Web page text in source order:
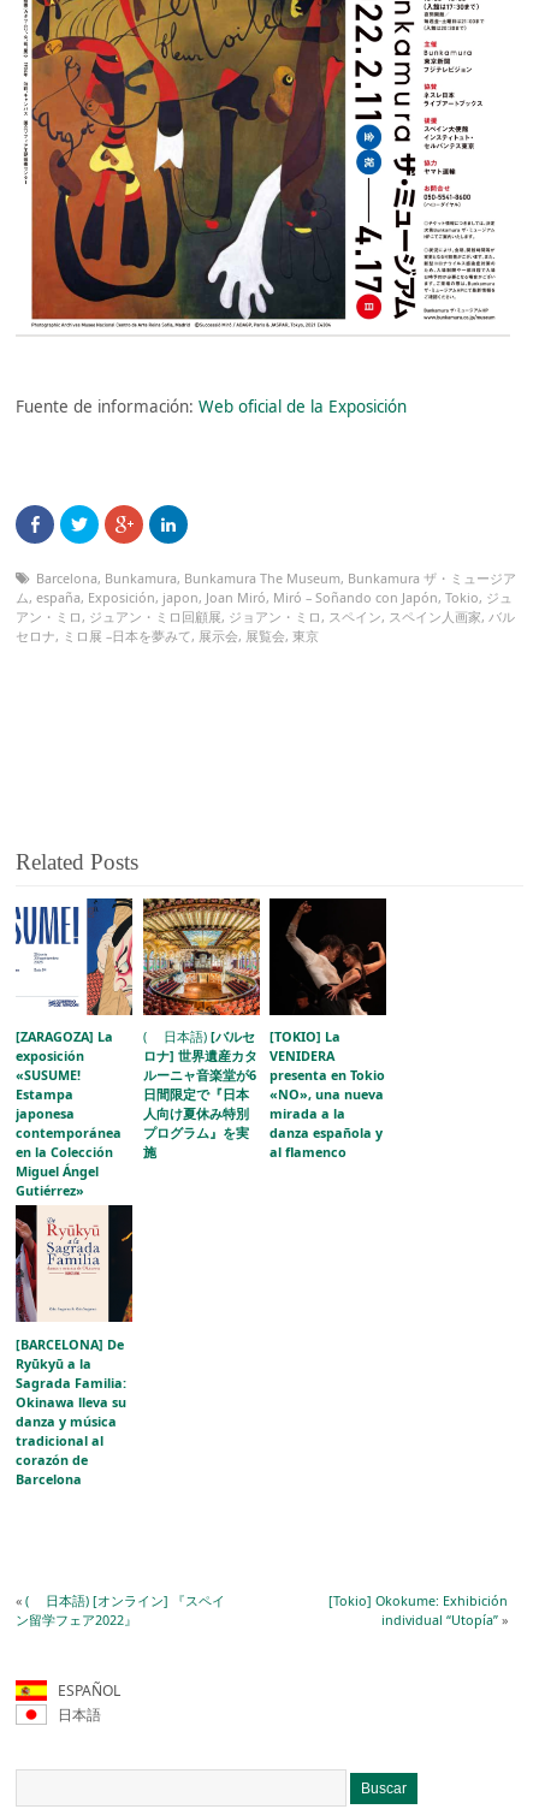
Fuente de información:Web oficial de la Exposición
Barcelona, Bunkamura, Bunkamura The Museum, Bunkamura ザ・ミュージア
ム,españa, Exposición, japon, Joan Miró, Miró – Soñando con Japón,Tokio, ジュ
アン・ミロ, ジュアン・ミロ回顧展, ジョアン・ミロ, スペイン, スペイン人画家,バル
セロナ, ミロ展 –日本を夢みて, 展示会, 展覧会,東京
Related Posts
[ZARAGOZA] La
exposición
«SUSUME!
Estampa
japonesa
contemporánea
en la Colección
Miguel Ángel
Gutiérrez»
acerca la
evolución del
grabado japonés
al público
aragonés
( 日本語) [バルセ
ロナ] 世界遺産カタ
ルーニャ音楽堂が6
日間限定で『日本
人向け夏休み特別
プログラム』を実
施
[TOKIO] La
VENIDERA
presenta en Tokio
«NO», una nueva
mirada a la
danza española y
al flamenco
[BARCELONA] De
Ryūkyū a la
Sagrada Familia:
Okinawa lleva su
danza y música
tradicional al
corazón de
Barcelona
«( 日本語) [オンライン] 『スペイ
ン留学フェア2022』
[Tokio] Okokume: Exhibición
individual “Utopía”»
ESPAÑOL
日本語